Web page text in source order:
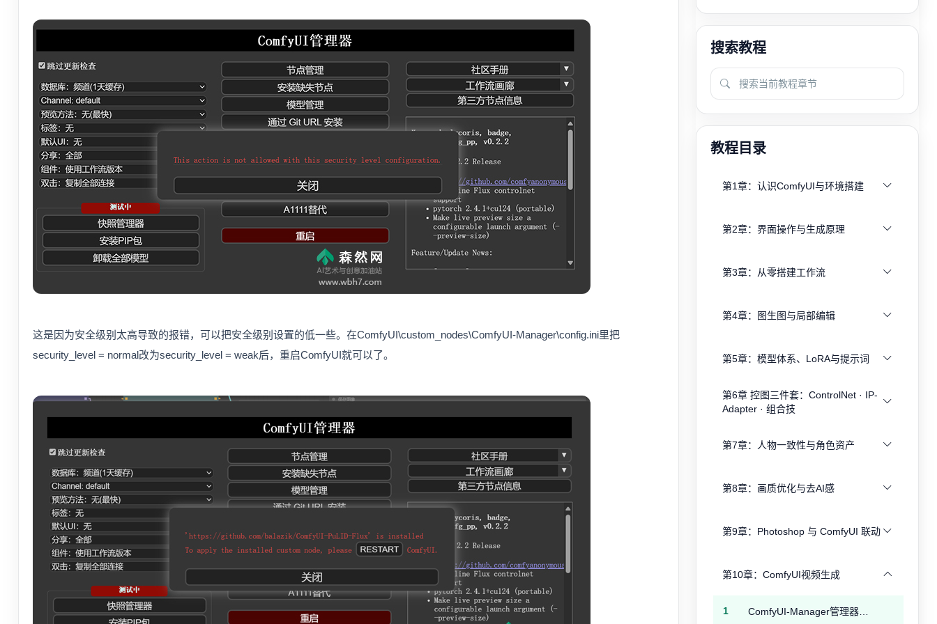
这是因为安全级别太高导致的报错，可以把安全级别设置的低一些。在ComfyUI\custom_nodes\ComfyUI-Manager\config.ini里把
security_level = normal改为security_level = weak后，重启ComfyUI就可以了。
搜索教程
教程目录
第1章：认识ComfyUI与环境搭建
第2章：界面操作与生成原理
第3章：从零搭建工作流
第4章：图生图与局部编辑
第5章：模型体系、LoRA与提示词
第6章 控图三件套：ControlNet · IP-
Adapter · 组合技
第7章：人物一致性与角色资产
第8章：画质优化与去AI感
第9章：Photoshop 与 ComfyUI 联动
第10章：ComfyUI视频生成
1